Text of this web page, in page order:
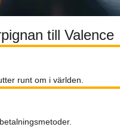
till Valence
runt om i världen.